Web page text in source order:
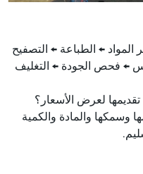
← الطباعة ← التصفيح
← فحص الجودة ← التغليف
لعرض الأسعار؟
وسمكها والمادة والكمية